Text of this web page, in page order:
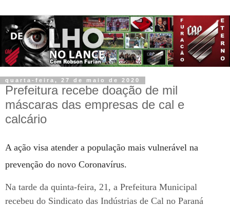
quarta-feira, 27 de maio de 2020
Prefeitura recebe doação de mil
máscaras das empresas de cal e
calcário
A ação visa atender a população mais vulnerável na
prevenção do novo Coronavírus.
Na tarde da quinta-feira, 21, a Prefeitura Municipal
recebeu do Sindicato das Indústrias de Cal no Paraná